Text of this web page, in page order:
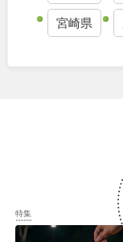
宮崎県
特集